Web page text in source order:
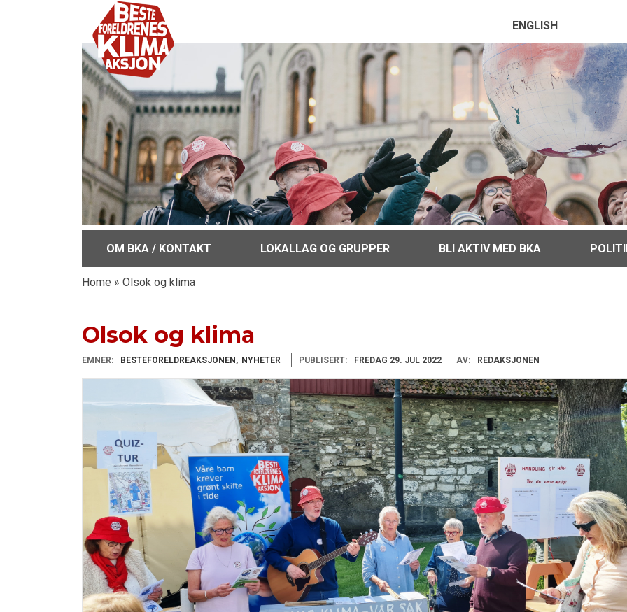
ENGLISH
OM BKA / KONTAKT LOKALLAG OG GRUPPER BLI AKTIV MED BKA
Home » Olsok og klima
Olsok og klima
EMNER: BESTEFORELDREAKSJONEN NYHETER PUBLISERT: FREDAG 29. JUL 2022 AV: REDAKSJONEN